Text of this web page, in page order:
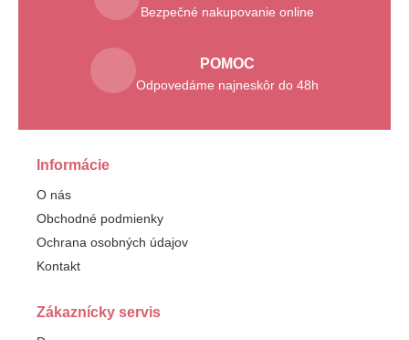
Bezpečné nakupovanie online
POMOC
Odpovedáme najneskôr do 48h
Informácie
O nás
Obchodné podmienky
Ochrana osobných údajov
Kontakt
Zákaznícky servis